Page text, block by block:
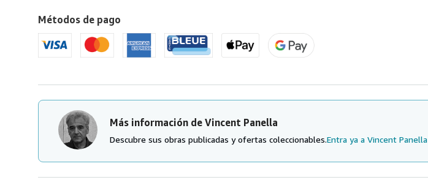
de
America
Métodos de pago
Más información de Vincent Panella
Descubre sus obras publicadas y ofertas coleccionables.Entra ya a Vincent Panella